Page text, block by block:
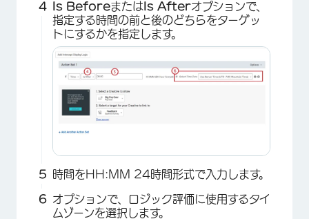
×
Is Beforeまたは Is Afterオプションで、
指定する時間の前と後のどちらをターゲッ
トにするかを指定します。
時間をHH:MM 24時間形式で入力します。
オプションで、ロジック評価に使用するタイ
ムゾーンを選択します。